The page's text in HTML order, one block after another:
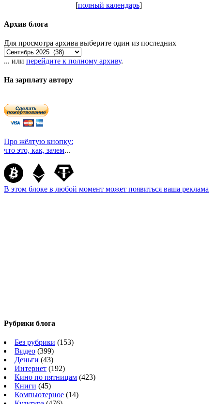
[полный календарь]
Архив блога
Для просмотра архива выберите один из последних
... или перейдите к полному архиву.
На зарплату автору
Про жёлтую кнопку:
что это, как, зачем...
В этом блоке в любой момент может появиться ваша реклама
Рубрики блога
Без рубрики (153)
Видео (399)
Деньги (43)
Интернет (192)
Кино по пятницам (423)
Книги (45)
Компьютерное (14)